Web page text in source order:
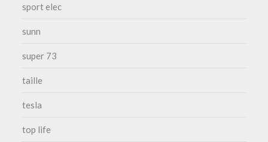
sport elec
sunn
super 73
taille
tesla
top life